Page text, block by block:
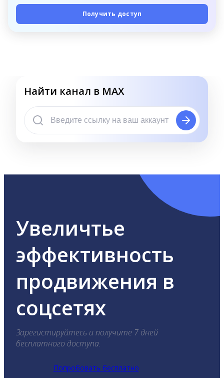
Получить доступ
Найти канал в MAX
Увеличтье
эффективность
продвижения в
соцсетях
Зарегистируйтесь и получите 7 дней
бесплатного доступа.
Попробовать бесплатно